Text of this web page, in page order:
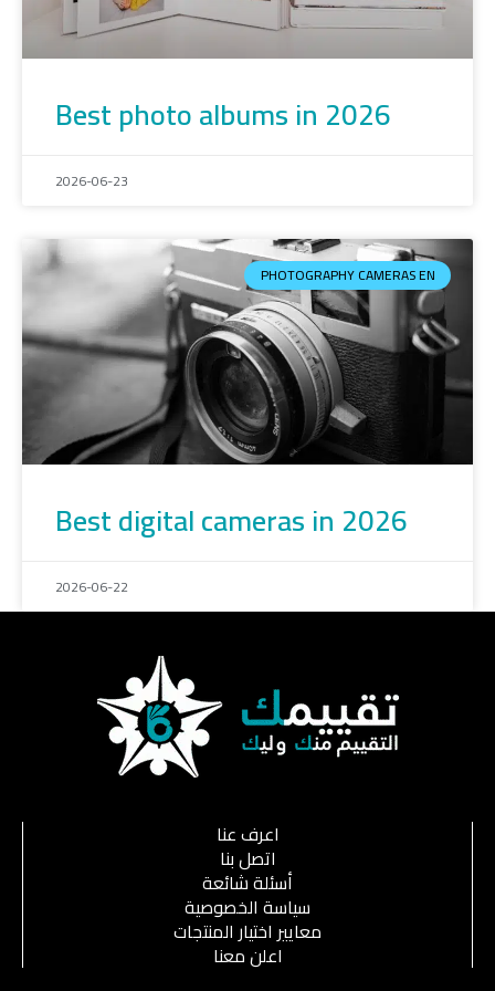
Best photo albums in 2026
2026-06-23
PHOTOGRAPHY CAMERAS EN
Best digital cameras in 2026
2026-06-22
اعرف عنا
اتصل بنا
أسئلة شائعة
سياسة الخصوصية
معايير اختيار المنتجات
اعلن معنا